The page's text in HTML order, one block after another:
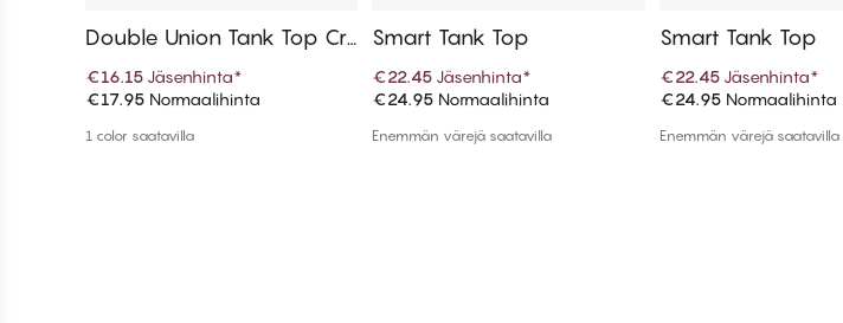
Lisää ostoskoriin
Double Union Tank Top Cre
w neck
€16.15 Jäsenhinta*
€17.95 Normaalihinta
1 color saatavilla
Lisää ostoskoriin
Smart Tank Top
€22.45 Jäsenhinta*
€24.95 Normaalihinta
Enemmän värejä saatavilla
Lisää ostoskoriin
Smart Tank Top
€22.45 Jäsenhinta*
€24.95Normaalihinta
Enemmän värejä saatavilla